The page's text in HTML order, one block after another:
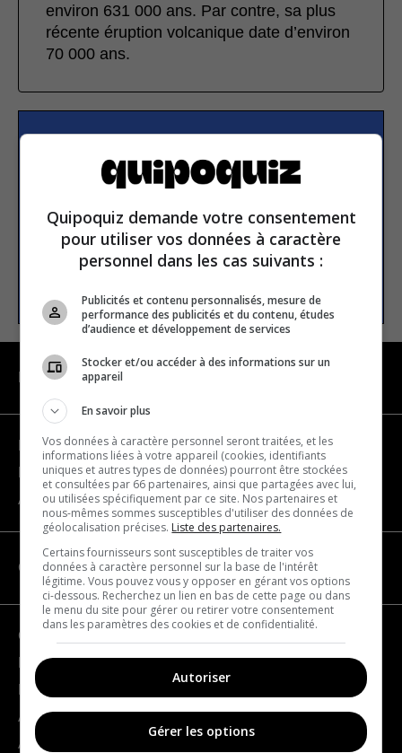
environ 631 000 ans. Par contre, sa plus
récente éruption volcanique date d’environ
70 000 ans.
E-mail
NAVIGATION
Devenir partenaire
Nous joindre
À propos
CATÉGORIES
Géographie
France
Europe
Amériques
Asie
Quipoquiz demande votre consentement
pour utiliser vos données à caractère
personnel dans les cas suivants :
Publicités et contenu personnalisés, mesure de
performance des publicités et du contenu, études
d’audience et développement de services
Stocker et/ou accéder à des informations sur un
appareil
En savoir plus
Vos données à caractère personnel seront traitées, et les
informations liées à votre appareil (cookies, identifiants
uniques et autres types de données) pourront être stockées
et consultées par 66 partenaires, ainsi que partagées avec lui,
ou utilisées spécifiquement par ce site. Nos partenaires et
nous-mêmes sommes susceptibles d'utiliser des données de
géolocalisation précises. Liste des partenaires.
Certains fournisseurs sont susceptibles de traiter vos
données à caractère personnel sur la base de l'intérêt
légitime. Vous pouvez vous y opposer en gérant vos options
ci-dessous. Recherchez un lien en bas de cette page ou dans
le menu du site pour gérer ou retirer votre consentement
dans les paramètres des cookies et de confidentialité.
Autoriser
Gérer les options